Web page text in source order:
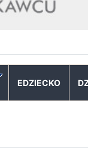
EDZIECKO